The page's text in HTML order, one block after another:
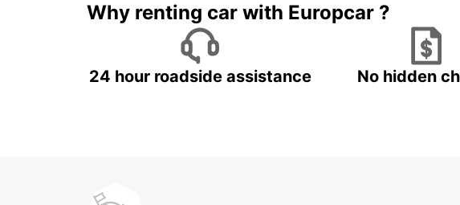
Why renting car with Europcar ?
24 hour roadside assistance No hidden